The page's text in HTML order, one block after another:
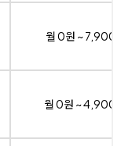
월 0원 ~ 7,900
월 0원 ~ 4,900